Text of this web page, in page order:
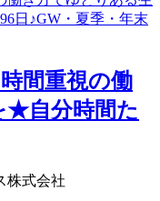
間重視の働
★自分時間た
株式会社